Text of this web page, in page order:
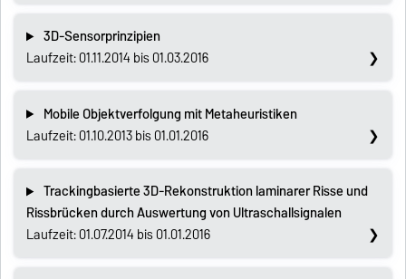
3D-Sensorprinzipien
Laufzeit: 01.11.2014 bis 01.03.2016
Mobile Objektverfolgung mit Metaheuristiken
Laufzeit: 01.10.2013 bis 01.01.2016
Trackingbasierte 3D-Rekonstruktion laminarer Risse und
Rissbrücken durch Auswertung von Ultraschallsignalen
Laufzeit: 01.07.2014 bis 01.01.2016